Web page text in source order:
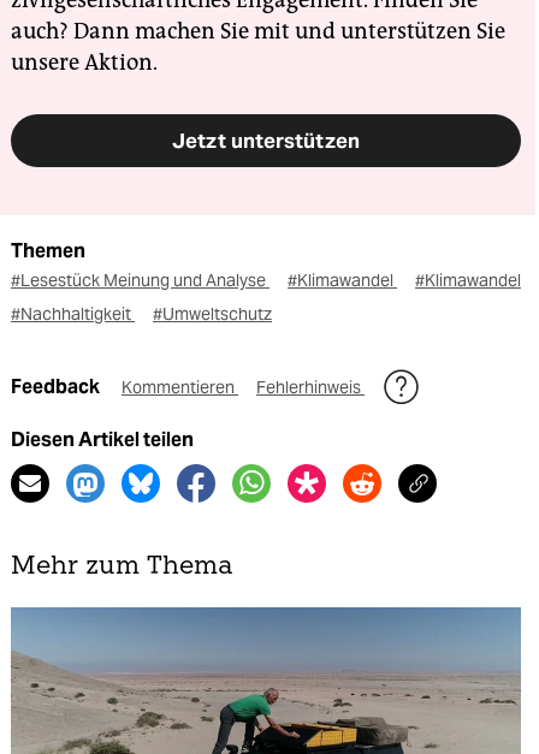
auch? Dann machen Sie mit und unterstützen Sie
unsere Aktion.
Jetzt unterstützen
Themen
#Lesestück Meinung und Analyse #Klimawandel
#Klimawandel
#Nachhaltigkeit
#Umweltschutz
Feedback Kommentieren Fehlerhinweis
Diesen Artikel teilen
Mehr zum Thema